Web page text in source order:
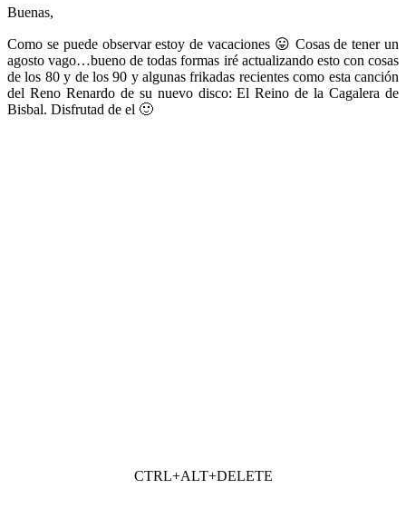
Buenas,
Como se puede observar estoy de vacaciones 😛 Cosas de tener un
agosto vago…bueno de todas formas iré actualizando esto con cosas
de los 80 y de los 90 y algunas frikadas recientes como esta canción
del Reno Renardo de su nuevo disco: El Reino de la Cagalera de
Bisbal. Disfrutad de el 🙂
CTRL+ALT+DELETE